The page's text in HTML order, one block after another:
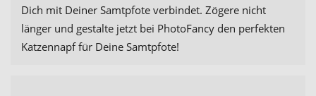
Dich mit Deiner Samtpfote verbindet. Zögere nicht
länger und gestalte jetzt bei PhotoFancy den perfekten
Katzennapf für Deine Samtpfote!